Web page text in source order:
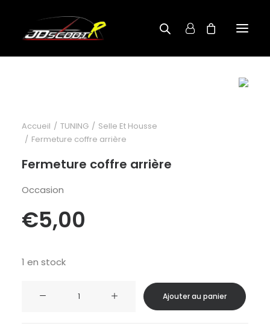
RECHERCHE PAR MODÈLE
Accueil TUNING
Selle Et Housse
Fermeture coffre arrière
Fermeture coffre arrière
Occasion
€5,00
1 en stock
Ajouter au panier